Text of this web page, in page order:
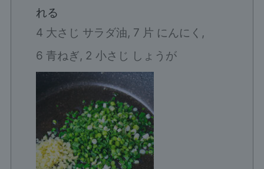
れる
4 大さじ サラダ油, 7 片 にんにく,
6 青ねぎ, 2 小さじ しょうが